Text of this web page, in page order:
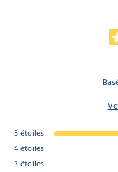
5étoiles
4étoiles
3 étoiles